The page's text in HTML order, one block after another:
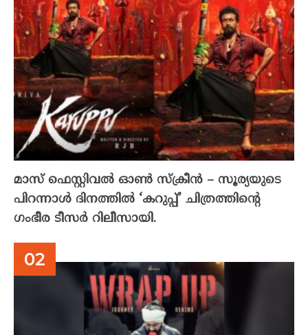
മാസ് ഫെസ്റ്റിവൽ ഓൺ സ്‌ക്രീൻ – സൂര്യയുടെ
പിറന്നാൾ ദിനത്തിൽ ‘കറുപ്പ്’ ചിത്രത്തിന്റെ
ഗംഭീര ടീസർ റിലീസായി.